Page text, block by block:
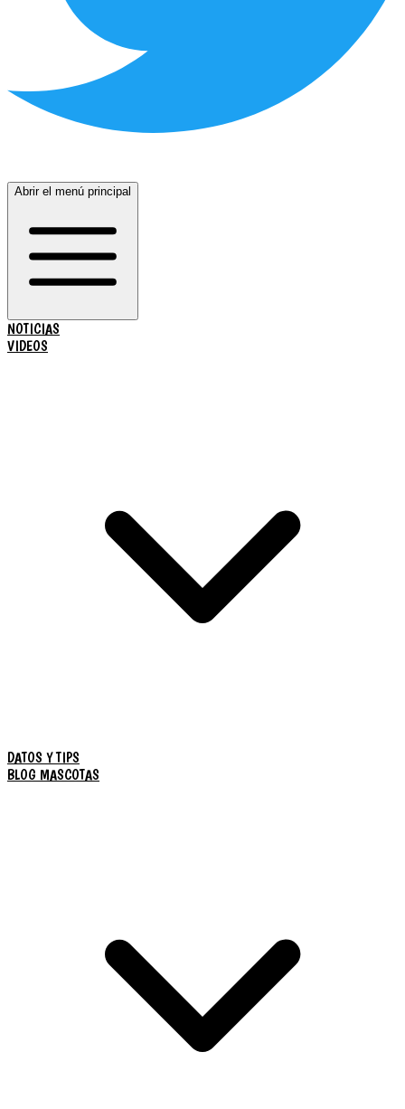
Abrir el menú principal
NOTICIAS
VIDEOS
DATOS Y TIPS
BLOG MASCOTAS